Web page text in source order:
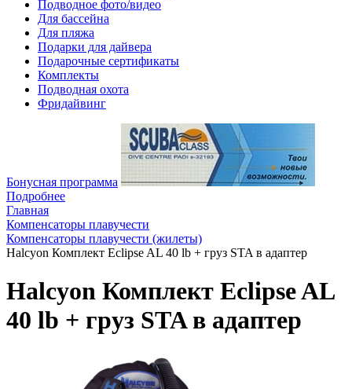
Подводное фото/видео
Для бассейна
Для пляжа
Подарки для дайвера
Подарочные сертификаты
Комплекты
Подводная охота
Фридайвинг
Бонусная программа
Подробнее
Главная
Компенсаторы плавучести
Компенсаторы плавучести (жилеты)
Halcyon Комплект Eclipse AL 40 lb + груз STA в адаптер
Halcyon Комплект Eclipse AL
40 lb + груз STA в адаптер